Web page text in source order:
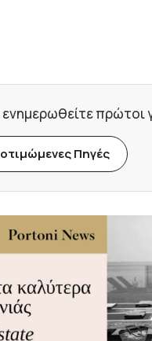
πρώτοι
Πηγές